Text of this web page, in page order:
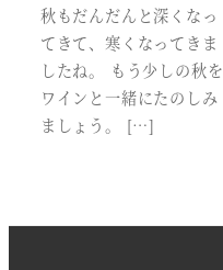
秋もだんだんと深くなっ
てきて、寒くなってきま
したね。 もう少しの秋を
ワインと一緒にたのしみ
ましょう。 […]